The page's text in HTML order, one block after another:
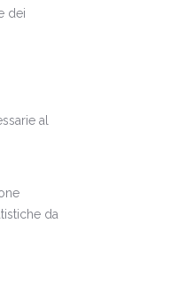
dei
al
da